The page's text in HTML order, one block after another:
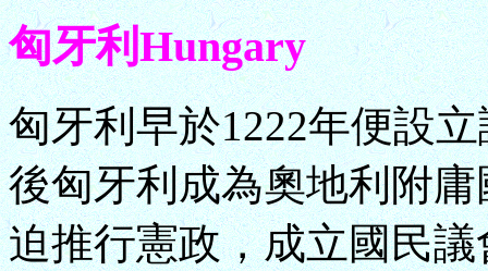
匈牙利Hungary
匈牙利早於1222年便設
後匈牙利成為奧地利附
迫推行憲政，成立國民